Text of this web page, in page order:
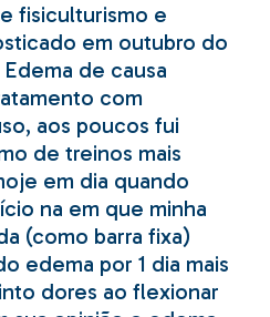
fisiculturismo e
em outubro do
de causa
com
aos poucos fui
de treinos mais
em dia quando
na em que minha
(como barra fixa)
edema por 1 dia mais
dores ao flexionar